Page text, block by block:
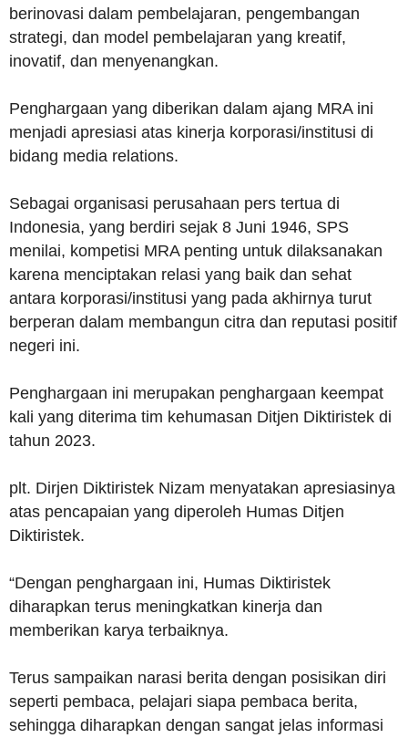
berinovasi dalam pembelajaran, pengembangan
strategi, dan model pembelajaran yang kreatif,
inovatif, dan menyenangkan.
Penghargaan yang diberikan dalam ajang MRA ini
menjadi apresiasi atas kinerja korporasi/institusi di
bidang media relations.
Sebagai organisasi perusahaan pers tertua di
Indonesia, yang berdiri sejak 8 Juni 1946, SPS
menilai, kompetisi MRA penting untuk dilaksanakan
karena menciptakan relasi yang baik dan sehat
antara korporasi/institusi yang pada akhirnya turut
berperan dalam membangun citra dan reputasi positif
negeri ini.
Penghargaan ini merupakan penghargaan keempat
kali yang diterima tim kehumasan Ditjen Diktiristek di
tahun 2023.
plt. Dirjen Diktiristek Nizam menyatakan apresiasinya
atas pencapaian yang diperoleh Humas Ditjen
Diktiristek.
“Dengan penghargaan ini, Humas Diktiristek
diharapkan terus meningkatkan kinerja dan
memberikan karya terbaiknya.
Terus sampaikan narasi berita dengan posisikan diri
seperti pembaca, pelajari siapa pembaca berita,
sehingga diharapkan dengan sangat jelas informasi